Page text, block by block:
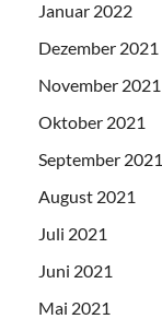
Januar 2022
Dezember 2021
November 2021
Oktober 2021
September 2021
August 2021
Juli 2021
Juni 2021
Mai 2021